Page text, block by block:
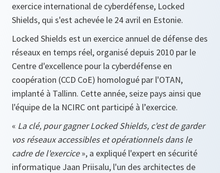
exercice international de cyberdéfense, Locked
Shields, qui s'est achevée le 24 avril en Estonie.
Locked Shields est un exercice annuel de défense des
réseaux en temps réel, organisé depuis 2010 par le
Centre d'excellence pour la cyberdéfense en
coopération (CCD CoE) homologué par l'OTAN,
implanté à Tallinn. Cette année, seize pays ainsi que
l'équipe de la NCIRC ont participé à l’exercice.
« La clé, pour gagner Locked Shields, c'est de garder
vos réseaux accessibles et opérationnels dans le
cadre de l'exercice», a expliqué l'expert en sécurité
informatique Jaan Priisalu, l'un des architectes de